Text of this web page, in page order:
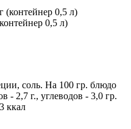
0,5 л)
соль. На 100 гр. блюдо
- 2,7 г., углеводов - 3,0 гр.
ккал